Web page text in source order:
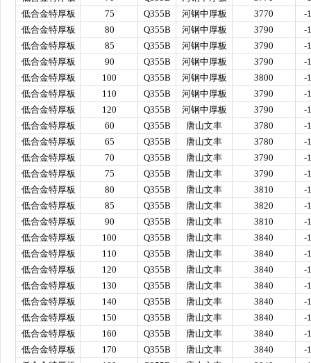
低合金特厚板
75 Q355B 河钢中厚板 3770
-
低合金特厚板
80 Q355B 河钢中厚板 3790
-
低合金特厚板
85 Q355B 河钢中厚板 3790
-
低合金特厚板
90 Q355B 河钢中厚板 3790
-
低合金特厚板
100 Q355B 河钢中厚板 3800
-
低合金特厚板
110 Q355B 河钢中厚板 3790
-
低合金特厚板
120 Q355B 河钢中厚板 3790
-
低合金特厚板
60 Q355B 唐山文丰 3780
-
低合金特厚板
65 Q355B 唐山文丰 3780
-
低合金特厚板
70 Q355B 唐山文丰 3790
-
低合金特厚板
75 Q355B 唐山文丰 3790
-
低合金特厚板
80 Q355B 唐山文丰 3810
-
低合金特厚板
85 Q355B 唐山文丰 3820
-
低合金特厚板
90 Q355B 唐山文丰 3810
-
低合金特厚板
100 Q355B 唐山文丰 3840
-
低合金特厚板
110 Q355B 唐山文丰 3840
-
低合金特厚板
120 Q355B 唐山文丰 3840
-
低合金特厚板
130 Q355B 唐山文丰 3840
-
低合金特厚板
140 Q355B 唐山文丰 3840
-
低合金特厚板
150 Q355B 唐山文丰 3840
-
低合金特厚板
160 Q355B 唐山文丰 3840
-
低合金特厚板
170 Q355B 唐山文丰 3840
-